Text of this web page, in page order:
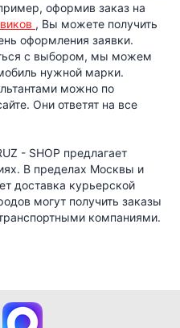
оформив заказ на
, Вы можете получить
оформления заявки.
с выбором, мы можем
нужной марки.
можно по
Они ответят на все
- SHOP предлагает
В пределах Москвы и
доставка курьерской
могут получить заказы
компаниями.